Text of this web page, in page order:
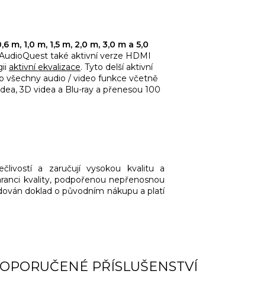
PŘÍSLUŠENSTVÍ
m, 1,0 m, 1,5 m, 2,0 m, 3,0 m a 5,0
také aktivní verze HDMI
aktivní ekvalizace. Tyto delší aktivní
všechny audio / video funkce včetně
3D videa a Blu-ray a přenesou 100
a zaručují vysokou kvalitu a
kvality, podpořenou nepřenosnou
doklad o původním nákupu a platí